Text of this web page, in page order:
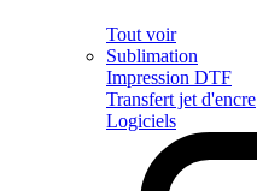
Tout voir
Sublimation
Impression DTF
Transfert jet d'encre
Logiciels